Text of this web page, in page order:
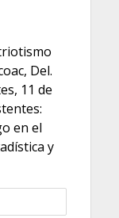
Del.
11 de
en el
y